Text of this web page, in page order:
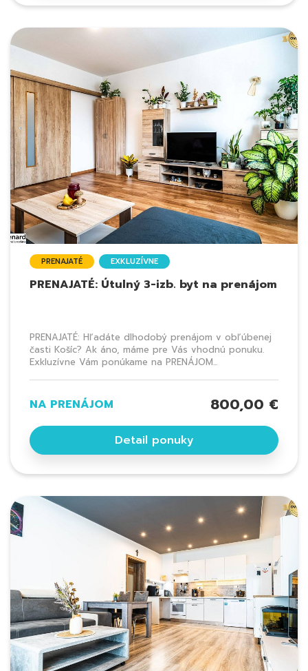
PRENAJATÉ EXKLUZÍVNE
PRENAJATÉ: Útulný 3-izb. byt na prenájom
PRENAJATÉ: Hľadáte dlhodobý prenájom v obľúbenej
časti Košíc? Ak áno, máme pre Vás vhodnú ponuku.
Exkluzívne Vám ponúkame na PRENÁJOM...
NA PRENÁJOM 800,00 €
Detail ponuky